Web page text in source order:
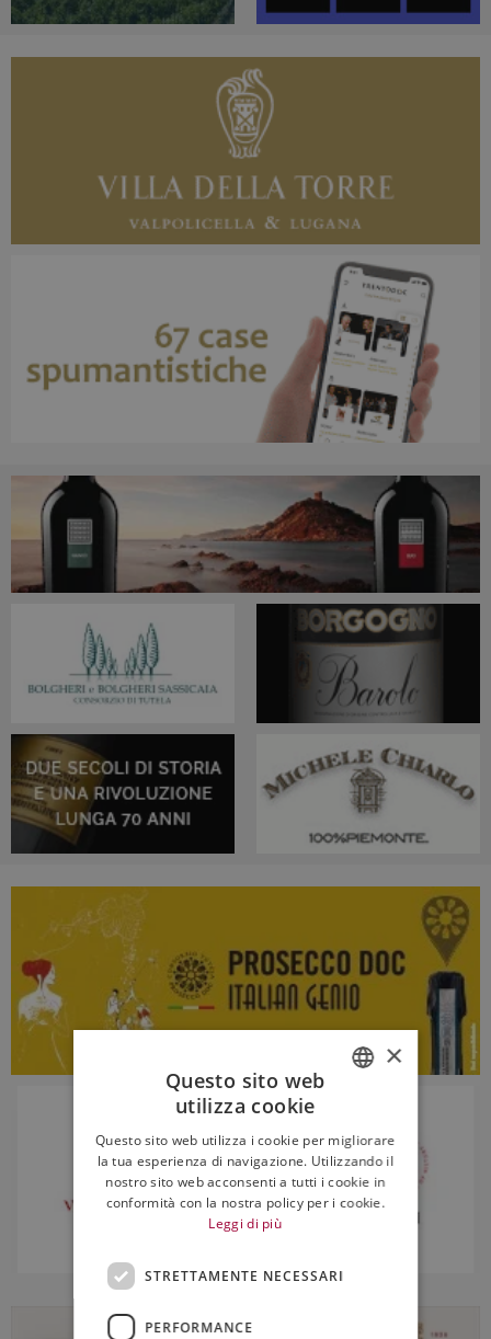
ENGLISH
×
Questo sito web
utilizza cookie
Questo sito web utilizza i cookie per migliorare
la tua esperienza di navigazione. Utilizzando il
nostro sito web acconsenti a tutti i cookie in
conformità con la nostra policy per i cookie.
Leggi di più
STRETTAMENTE NECESSARI
PERFORMANCE